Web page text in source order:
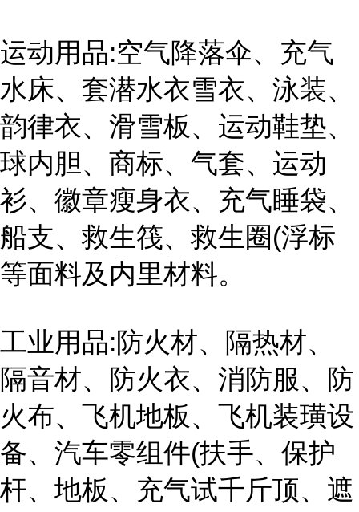
运动用品:空气降落伞、充气
水床、套潜水衣雪衣、泳装、
韵律衣、滑雪板、运动鞋垫、
球内胆、商标、气套、运动
衫、徽章瘦身衣、充气睡袋、
船支、救生筏、救生圈(浮标
等面料及内里材料。
工业用品:防火材、隔热材、
隔音材、防火衣、消防服、防
火布、飞机地板、飞机装璜设
备、汽车零组件(扶手、保护
杆、地板、充气试千斤顶、遮